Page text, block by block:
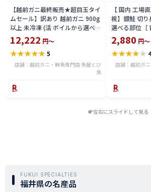
【越前ガニ最終販売★超目玉タイ
ムセール】訳あり 越前ガニ 900g
以上 未冷凍 (活 ボイルから選べ
る) 福井県産 国産 産地直送 脚折
れ 訳ありカニ 越前がに ズワイガ
ニ 越前 かに 送料無料 etz-900w
12,222 円～
★★★★★5
店舗：越前ガニ・鮮魚専門店 魚屋とび
魚
【 国内 工場
視】銀鮭 切り
選べる部位［
600g〜2.4kg
あり 切り落と
切身 ses2301-
2,880 円～
★★★★★
店舗：越前ガ
左右にスライドして見る
FUKUI SPECIALTIES
福井県の名産品